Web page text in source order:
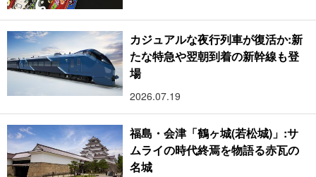
カジュアルな夜行列車が復活か:新
たな特急や翌朝到着の新幹線も登
場
2026.07.19
福島・会津「鶴ヶ城(若松城)」:サ
ムライの時代終焉を物語る赤瓦の
名城